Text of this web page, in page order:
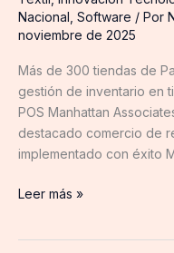
Nacional Software / Por
noviembre de 2025
Más de 300 tiendas de
gestión de inventario en
POS Manhattan
destacado comercio de
implementado con éxito
Leer más »